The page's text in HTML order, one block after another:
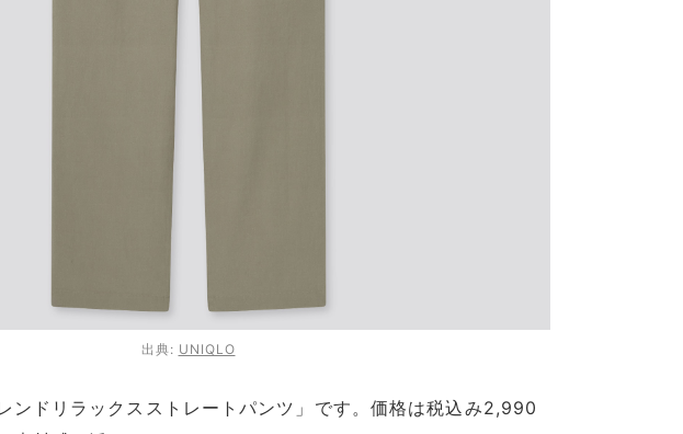
出典: UNIQLO
ンドリラックスストレートパンツ」です。価格は税込み2,990